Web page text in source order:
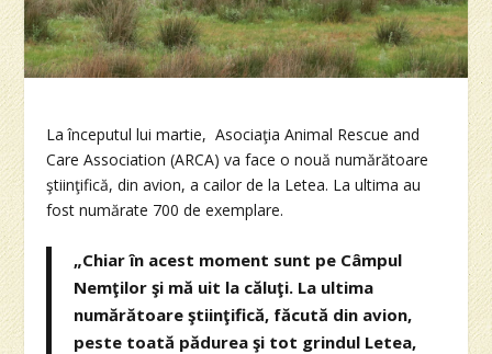
La începutul lui martie, Asociaţia Animal Rescue and
Care Association (ARCA) va face o nouă numărătoare
ştiinţifică, din avion, a cailor de la Letea. La ultima au
fost numărate 700 de exemplare.
„Chiar în acest moment sunt pe Câmpul
Nemţilor şi mă uit la căluţi. La ultima
numărătoare ştiinţifică, făcută din avion,
peste toată pădurea şi tot grindul Letea,